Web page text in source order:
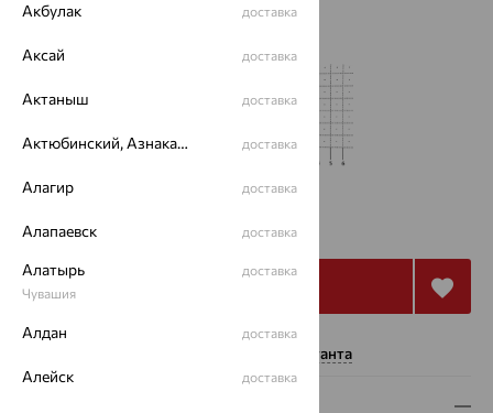
от 928
Нужна помощь консультанта
Акбулак доставка
Аксай доставка
Актаныш доставка
Актюбинский, Азнакаевский район доставка
Алагир доставка
Алапаевск доставка
Алатырь
Чувашия
доставка
Алдан доставка
Алейск доставка